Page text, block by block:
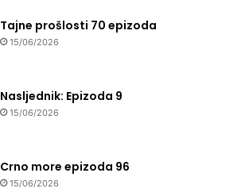
Tajne prošlosti 70 epizoda
15/06/2026
Nasljednik: Epizoda 9
15/06/2026
Crno more epizoda 96
15/06/2026